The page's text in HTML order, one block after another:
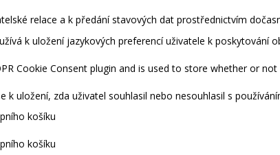
relace a k předání stavových dat prostřednictvím
k uložení jazykových preferencí uživatele k poskytování
Cookie Consent plugin and is used to store whether or
k uložení, zda uživatel souhlasil nebo nesouhlasil s
košíku
košíku